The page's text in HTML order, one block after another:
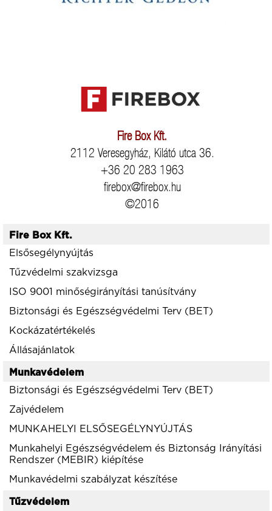
Fire Box Kft.
2112 Veresegyház, Kilátó utca 36.
+36 20 283 1963
firebox@firebox.hu
©2016
Fire Box Kft.
Elsősegélynyújtás
Tűzvédelmi szakvizsga
ISO 9001 minőségirányítási tanúsítvány
Biztonsági és Egészségvédelmi Terv (BET)
Kockázatértékelés
Állásajánlatok
Munkavédelem
Biztonsági és Egészségvédelmi Terv (BET)
Zajvédelem
MUNKAHELYI ELSŐSEGÉLYNYÚJTÁS
Munkahelyi Egészségvédelem és Biztonság Irányítási
Rendszer (MEBIR) kiépítése
Munkavédelmi szabályzat készítése
Tűzvédelem